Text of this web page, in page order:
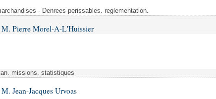
- Denrees perissables. reglementation.
M. Pierre Morel-A-L'Huissier
missions. statistiques
Jean-Jacques Urvoas